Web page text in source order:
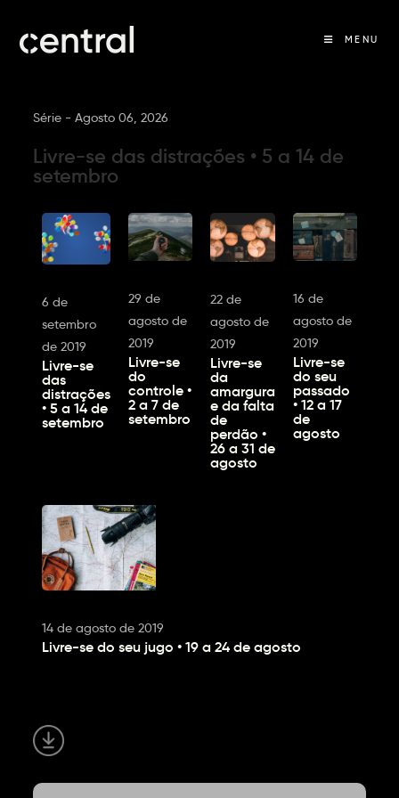
MENU
Série -Agosto 06, 2026
Livre-se das distrações • 5 a 14 de
setembro
6 de
setembro
de 2019
Livre-se
das
distrações
• 5 a 14 de
setembro
29 de
agosto de
2019
Livre-se
do
controle •
2 a 7 de
setembro
22 de
agosto de
2019
Livre-se
da
amargura
e da falta
de
perdão •
26 a 31 de
agosto
16 de
agosto de
2019
Livre-se
do seu
passado
• 12 a 17
de
agosto
14 de agosto de 2019
Livre-se do seu jugo • 19 a 24 de agosto